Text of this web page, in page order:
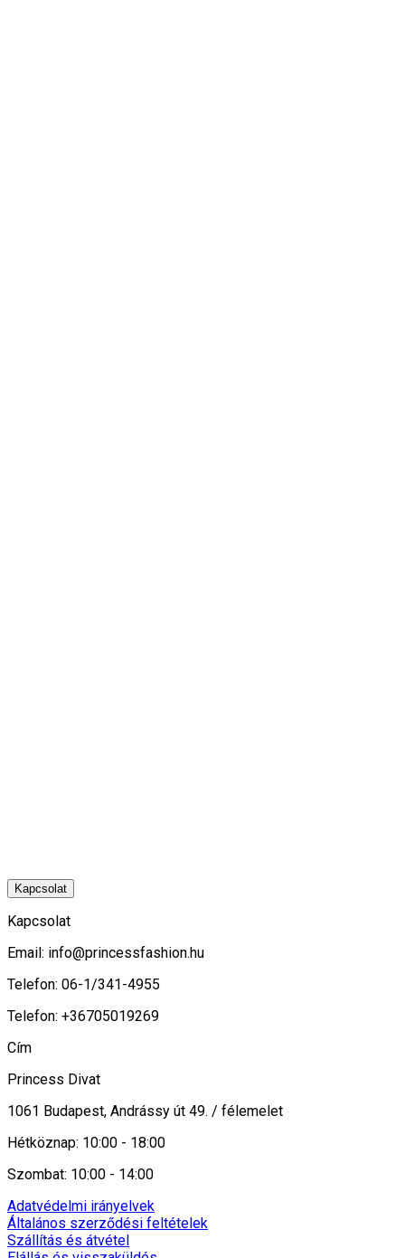
Kapcsolat
Kapcsolat
Email: info@princessfashion.hu
Telefon: 06-1/341-4955
Telefon: +36705019269
Cím
Princess Divat
1061 Budapest, Andrássy út 49. / félemelet
Hétköznap: 10:00 - 18:00
Szombat: 10:00 - 14:00
Adatvédelmi irányelvek
Általános szerződési feltételek
Szállítás és átvétel